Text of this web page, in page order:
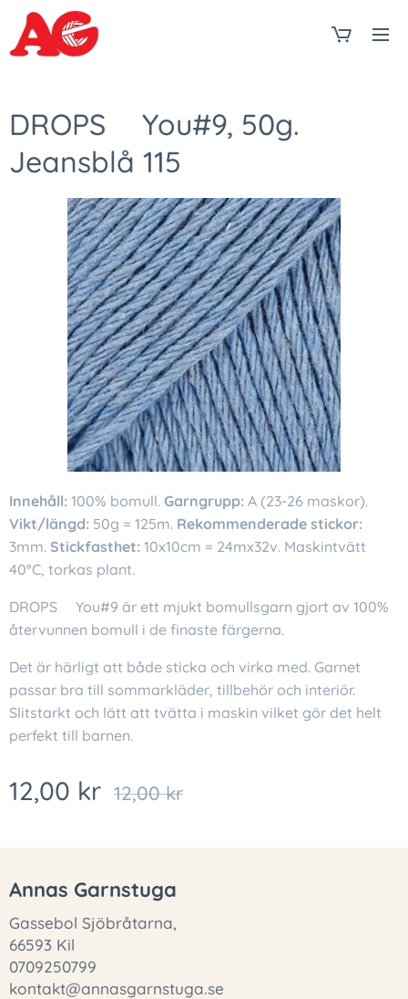
DROPS❤You#9, 50g.
Jeansblå 115
Innehåll: 100% bomull. Garngrupp: A (23-26 maskor).
Vikt/längd: 50g = 125m. Rekommenderade stickor:
3mm. Stickfasthet: 10x10cm = 24mx32v. Maskintvätt
40°C, torkas plant.
DROPS❤You#9 är ett mjukt bomullsgarn gjort av 100%
återvunnen bomull i de finaste färgerna.
Det är härligt att både sticka och virka med. Garnet
passar bra till sommarkläder, tillbehör och interiör.
Slitstarkt och lätt att tvätta i maskin vilket gör det helt
perfekt till barnen.
12,00 kr 12,00kr
Annas Garnstuga
Gassebol Sjöbråtarna,
66593 Kil
0709250799
kontakt@annasgarnstuga.se